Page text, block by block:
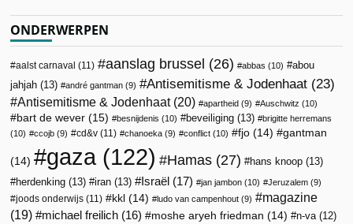
ONDERWERPEN
aalst carnaval (11) aanslag brussel (26) abbas (10)
abou
jahjah (13) andré gantman (9) Antisemitisme & Jodenhaat (23)
Antisemitisme & Jodenhaat(20) apartheid (9) Auschwitz (10)
bart de wever (15) besnijdenis (10) beveiliging (13)
brigitte herremans
(10)
ccojb (9) cd&v (11) chanoeka (9) conflict (10) fjo (14) gantman
(14) gaza(122) Hamas (27) hans knoop (13)
herdenking (13) iran (13) Israël (17) jan jambon (10) Jeruzalem (9)
joods onderwijs (11) kkl (14) ludo van campenhout (9)
magazine
(19)
michael freilich (16) moshe aryeh friedman (14) n-va(12)